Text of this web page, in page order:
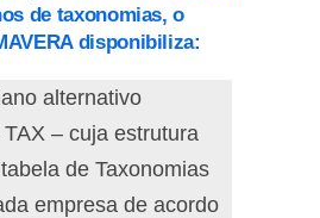
de taxonomias, o
disponibiliza:
alternativo
– cuja estrutura
de Taxonomias
empresa de acordo